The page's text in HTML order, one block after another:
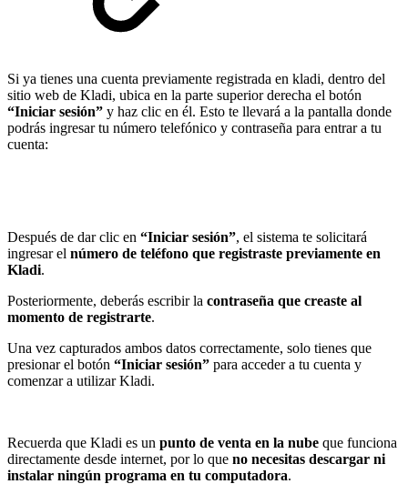
Si ya tienes una cuenta previamente registrada en kladi, dentro del
sitio web de Kladi, ubica en la parte superior derecha el botón
“Iniciar sesión” y haz clic en él. Esto te llevará a la pantalla donde
podrás ingresar tu número telefónico y contraseña para entrar a tu
cuenta:
Después de dar clic en “Iniciar sesión”, el sistema te solicitará
ingresar el número de teléfono que registraste previamente en
Kladi.
Posteriormente, deberás escribir la contraseña que creaste al
momento de registrarte.
Una vez capturados ambos datos correctamente, solo tienes que
presionar el botón “Iniciar sesión” para acceder a tu cuenta y
comenzar a utilizar Kladi.
Recuerda que Kladi es un punto de venta en la nube que funciona
directamente desde internet, por lo que no necesitas descargar ni
instalar ningún programa en tu computadora.